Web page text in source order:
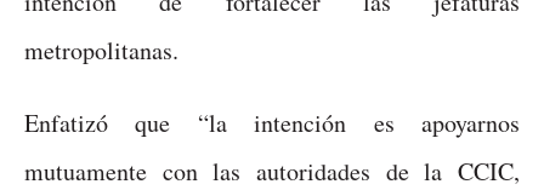
metropolitanas.
Enfatizó que “la intención es apoyarnos
mutuamente con las autoridades de la CCIC,